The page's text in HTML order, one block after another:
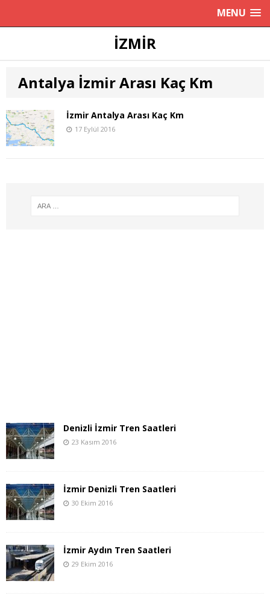
MENU
İZMIR
Antalya İzmir Arası Kaç Km
İzmir Antalya Arası Kaç Km
17 Eylül 2016
Denizli İzmir Tren Saatleri
23 Kasım 2016
İzmir Denizli Tren Saatleri
30 Ekim 2016
İzmir Aydın Tren Saatleri
29 Ekim 2016